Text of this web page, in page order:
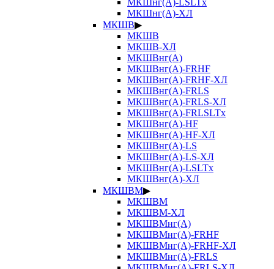
МКШнг(А)-LSLTx
МКШнг(А)-ХЛ
МКШВ▶
МКШВ
МКШВ-ХЛ
МКШВнг(А)
МКШВнг(А)-FRHF
МКШВнг(А)-FRHF-ХЛ
МКШВнг(А)-FRLS
МКШВнг(А)-FRLS-ХЛ
МКШВнг(А)-FRLSLTx
МКШВнг(А)-HF
МКШВнг(А)-HF-ХЛ
МКШВнг(А)-LS
МКШВнг(А)-LS-ХЛ
МКШВнг(А)-LSLTx
МКШВнг(А)-ХЛ
МКШВМ▶
МКШВМ
МКШВМ-ХЛ
МКШВМнг(А)
МКШВМнг(А)-FRHF
МКШВМнг(А)-FRHF-ХЛ
МКШВМнг(А)-FRLS